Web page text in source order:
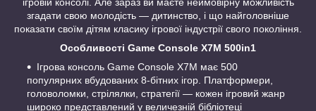
ігровій консолі. Але зараз ви маєте неймовірну можливість
згадати свою молодість — дитинство, і що найголовніше
показати своїм дітям класику ігрової індустрії свого покоління.
Особливості Game Console X7M 500in1
Ігрова консоль Game Console X7M має 500
популярних вбудованих 8-бітних ігор. Платформери,
головоломки, стрілялки, стратегії — кожен ігровий жанр
широко представлений у величезній бібліотеці